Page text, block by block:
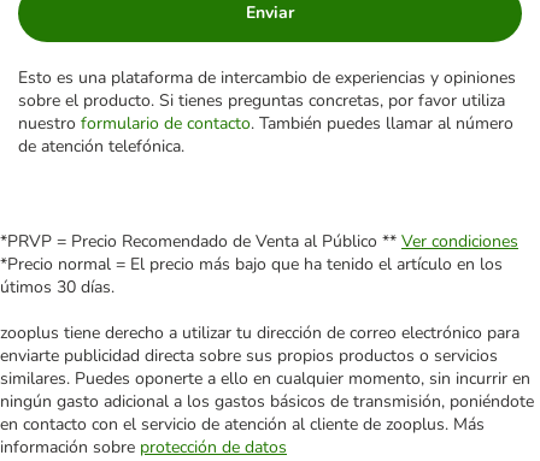
Enviar
Esto es una plataforma de intercambio de experiencias y opiniones
sobre el producto. Si tienes preguntas concretas, por favor utiliza
nuestro formulario de contacto. También puedes llamar al número
de atención telefónica.
*PRVP = Precio Recomendado de Venta al Público ** Ver condiciones
*Precio normal = El precio más bajo que ha tenido el artículo en los
útimos 30 días.
zooplus tiene derecho a utilizar tu dirección de correo electrónico para
enviarte publicidad directa sobre sus propios productos o servicios
similares. Puedes oponerte a ello en cualquier momento, sin incurrir en
ningún gasto adicional a los gastos básicos de transmisión, poniéndote
en contacto con el servicio de atención al cliente de zooplus. Más
información sobre protección de datos